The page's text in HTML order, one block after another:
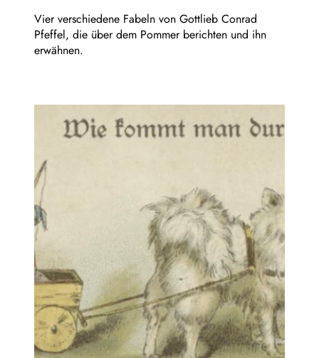
Vier verschiedene Fabeln von Gottlieb Conrad
Pfeffel, die über dem Pommer berichten und ihn
erwähnen.